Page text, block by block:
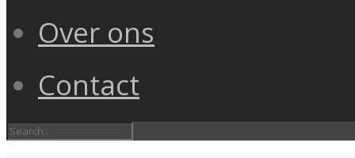
Over ons
Contact